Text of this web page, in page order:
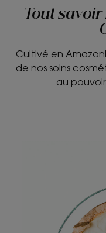
Tout
Cultivé en
de nos soins
au